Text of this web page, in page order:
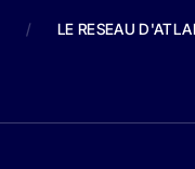
/ LE RESEAU